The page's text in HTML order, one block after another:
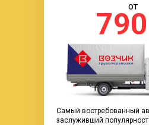
Самый востребованный
заслуживший
от